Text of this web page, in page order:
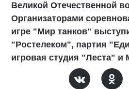
Великой Отечественной
Организаторами
игре "Мир танков"
"Ростелеком", партия
игровая студия "Леста" и